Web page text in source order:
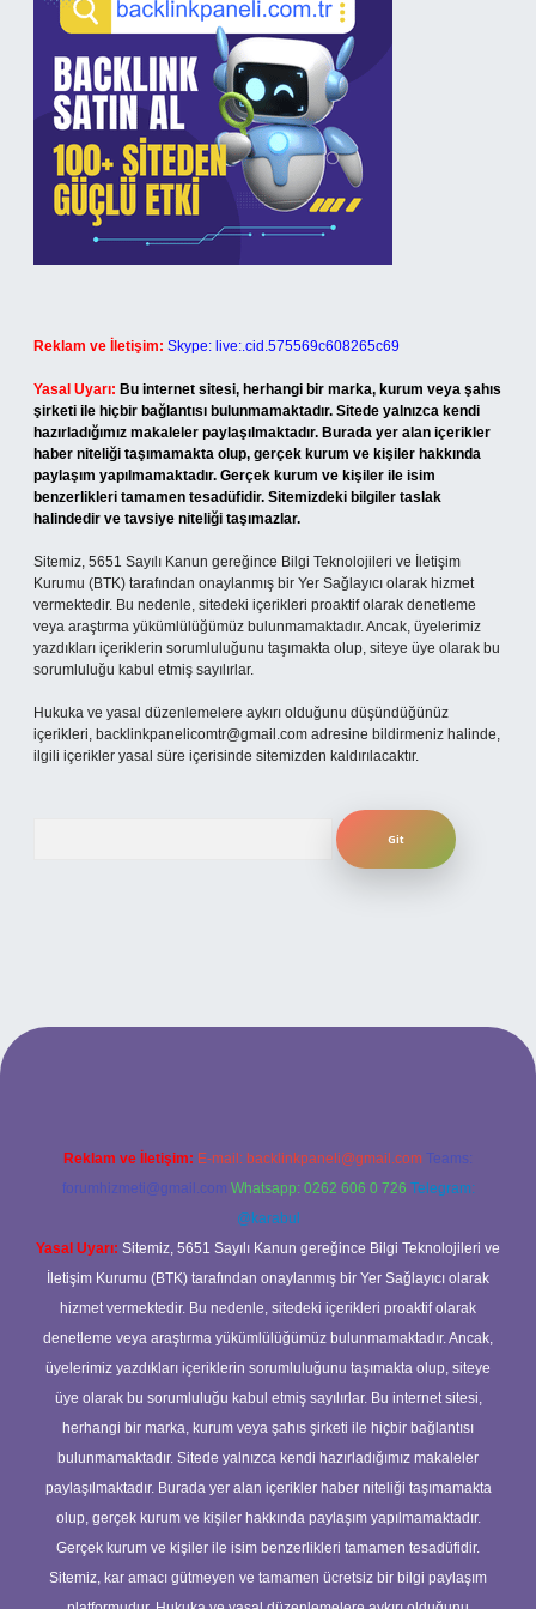
Reklam ve İletişim: Skype: live:.cid.575569c608265c69
Yasal Uyarı: Bu internet sitesi, herhangi bir marka, kurum veya şahıs
şirketi ile hiçbir bağlantısı bulunmamaktadır. Sitede yalnızca kendi
hazırladığımız makaleler paylaşılmaktadır. Burada yer alan içerikler
haber niteliği taşımamakta olup, gerçek kurum ve kişiler hakkında
paylaşım yapılmamaktadır. Gerçek kurum ve kişiler ile isim
benzerlikleri tamamen tesadüfidir. Sitemizdeki bilgiler taslak
halindedir ve tavsiye niteliği taşımazlar.
Sitemiz, 5651 Sayılı Kanun gereğince Bilgi Teknolojileri ve İletişim
Kurumu (BTK) tarafından onaylanmış bir Yer Sağlayıcı olarak hizmet
vermektedir. Bu nedenle, sitedeki içerikleri proaktif olarak denetleme
veya araştırma yükümlülüğümüz bulunmamaktadır. Ancak, üyelerimiz
yazdıkları içeriklerin sorumluluğunu taşımakta olup, siteye üye olarak bu
sorumluluğu kabul etmiş sayılırlar.
Hukuka ve yasal düzenlemelere aykırı olduğunu düşündüğünüz
içerikleri, backlinkpanelicomtr@gmail.com adresine bildirmeniz halinde,
ilgili içerikler yasal süre içerisinde sitemizden kaldırılacaktır.
mobil giriş
Reklam ve İletişim: E-mail: backlinkpaneli@gmail.com Teams:
forumhizmeti@gmail.com Whatsapp: 0262 606 0 726 Telegram:
@karabul
Yasal Uyarı: Sitemiz, 5651 Sayılı Kanun gereğince Bilgi Teknolojileri ve
İletişim Kurumu (BTK) tarafından onaylanmış bir Yer Sağlayıcı olarak
hizmet vermektedir. Bu nedenle, sitedeki içerikleri proaktif olarak
denetleme veya araştırma yükümlülüğümüz bulunmamaktadır. Ancak,
üyelerimiz yazdıkları içeriklerin sorumluluğunu taşımakta olup, siteye
üye olarak bu sorumluluğu kabul etmiş sayılırlar. Bu internet sitesi,
herhangi bir marka, kurum veya şahıs şirketi ile hiçbir bağlantısı
bulunmamaktadır. Sitede yalnızca kendi hazırladığımız makaleler
paylaşılmaktadır. Burada yer alan içerikler haber niteliği taşımamakta
olup, gerçek kurum ve kişiler hakkında paylaşım yapılmamaktadır.
Gerçek kurum ve kişiler ile isim benzerlikleri tamamen tesadüfidir.
Sitemiz, kar amacı gütmeyen ve tamamen ücretsiz bir bilgi paylaşım